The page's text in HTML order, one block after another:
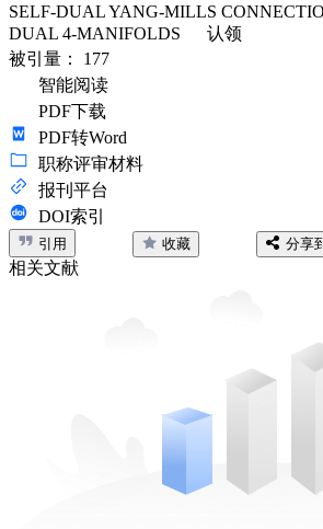
SELF-DUAL YANG-MILLS
DUAL 4-MANIFOLDS
认领
被引量： 177
智能阅读
PDF下载
PDF转Word
职称评审材料
报刊平台
DOI索引
引用 收藏 分享
相关文献